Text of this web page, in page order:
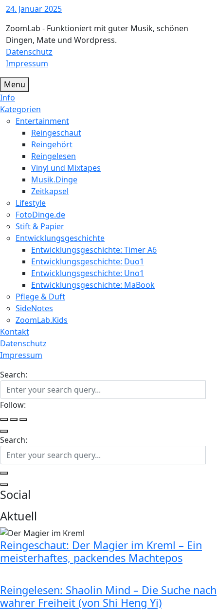
24. Januar 2025
ZoomLab - Funktioniert mit guter Musik, schönen
Dingen, Mate und Wordpress.
Datenschutz
Impressum
Menu
Info
Kategorien
Entertainment
Reingeschaut
Reingehört
Reingelesen
Vinyl und Mixtapes
Musik.Dinge
Zeitkapsel
Lifestyle
FotoDinge.de
Stift & Papier
Entwicklungsgeschichte
Entwicklungsgeschichte: Timer A6
Entwicklungsgeschichte: Duo1
Entwicklungsgeschichte: Uno1
Entwicklungsgeschichte: MaBook
Pflege & Duft
SideNotes
ZoomLab.Kids
Kontakt
Datenschutz
Impressum
Search:
Follow:
Search:
Social
Aktuell
Reingeschaut: Der Magier im Kreml – Ein
meisterhaftes, packendes Machtepos
Reingelesen: Shaolin Mind – Die Suche nach
wahrer Freiheit (von Shi Heng Yi)